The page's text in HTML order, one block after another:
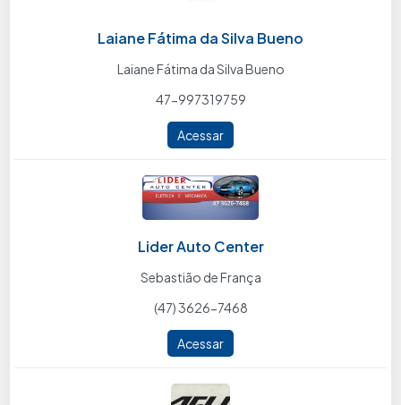
Laiane Fátima da Silva Bueno
Laiane Fátima da Silva Bueno
47-997319759
Acessar
Lider Auto Center
Sebastião de França
(47) 3626-7468
Acessar